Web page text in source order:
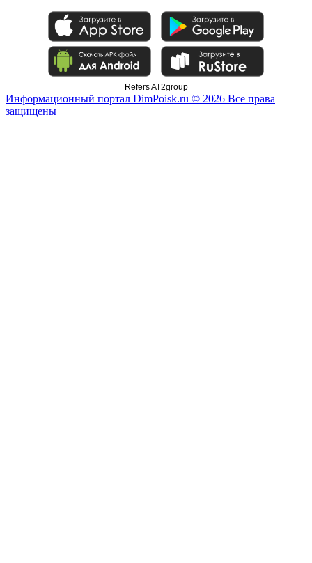
Refers AT2group
Информационный портал DimPoisk.ru © 2026 Все права
защищены